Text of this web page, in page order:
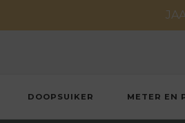
DOOPSUIKER METER EN